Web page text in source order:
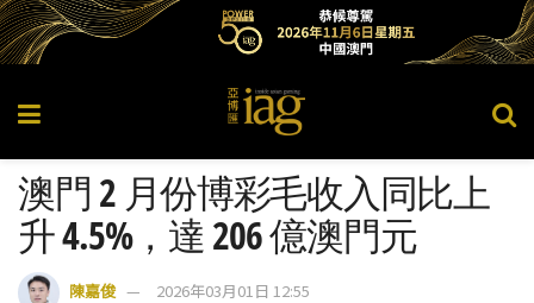
澳門 2 月份博彩毛收入同比上
升 4.5%，達 206 億澳門元
陳嘉俊 2026年03月01日 12:55